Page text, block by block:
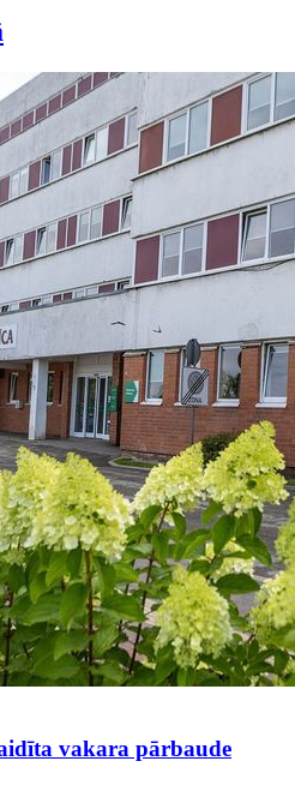
vakara pārbaude